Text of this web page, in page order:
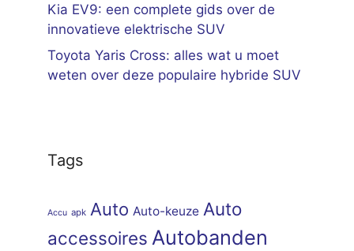
Kia EV9: een complete gids over de
innovatieve elektrische SUV
Toyota Yaris Cross: alles wat u moet
weten over deze populaire hybride SUV
Tags
Accu apk Auto Auto-keuze Auto
accessoires Autobanden